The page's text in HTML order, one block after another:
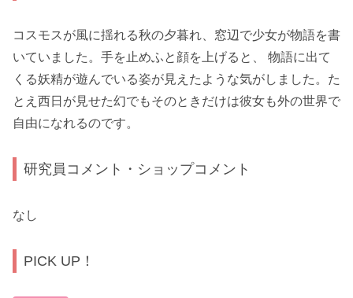
コスモスが風に揺れる秋の夕暮れ、窓辺で少女が物語を書
いていました。手を止めふと顔を上げると、 物語に出て
くる妖精が遊んでいる姿が見えたような気がしました。た
とえ西日が見せた幻でもそのときだけは彼女も外の世界で
自由になれるのです。
研究員コメント・ショップコメント
なし
PICK UP！